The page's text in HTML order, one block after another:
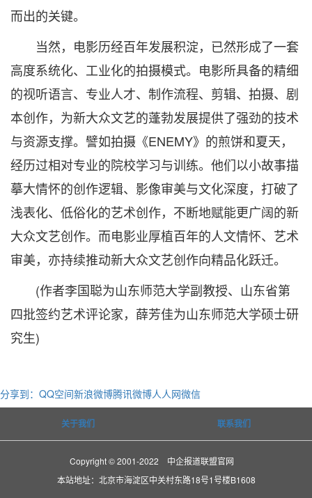
而出的关键。
当然，电影历经百年发展积淀，已然形成了一套
高度系统化、工业化的拍摄模式。电影所具备的精细
的视听语言、专业人才、制作流程、剪辑、拍摄、剧
本创作，为新大众文艺的蓬勃发展提供了强劲的技术
与资源支撑。譬如拍摄《ENEMY》的煎饼和夏天，
经历过相对专业的院校学习与训练。他们以小故事描
摹大情怀的创作逻辑、影像审美与文化深度，打破了
浅表化、低俗化的艺术创作，不断地赋能更广阔的新
大众文艺创作。而电影业厚植百年的人文情怀、艺术
审美，亦持续推动新大众文艺创作向精品化跃迁。
(作者李国聪为山东师范大学副教授、山东省第
四批签约艺术评论家，薛芳佳为山东师范大学硕士研
究生)
分享到： QQ空间新浪微博腾讯微博人人网微信
关于我们 联系我们
Copyright © 2001-2022 中企报道联盟官网
本站地址：北京市海淀区中关村东路18号1号楼B1608